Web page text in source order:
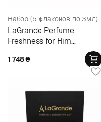
Набор (5 флаконов по 3мл)
LaGrande Perfume
Freshness for Him
1 748₴